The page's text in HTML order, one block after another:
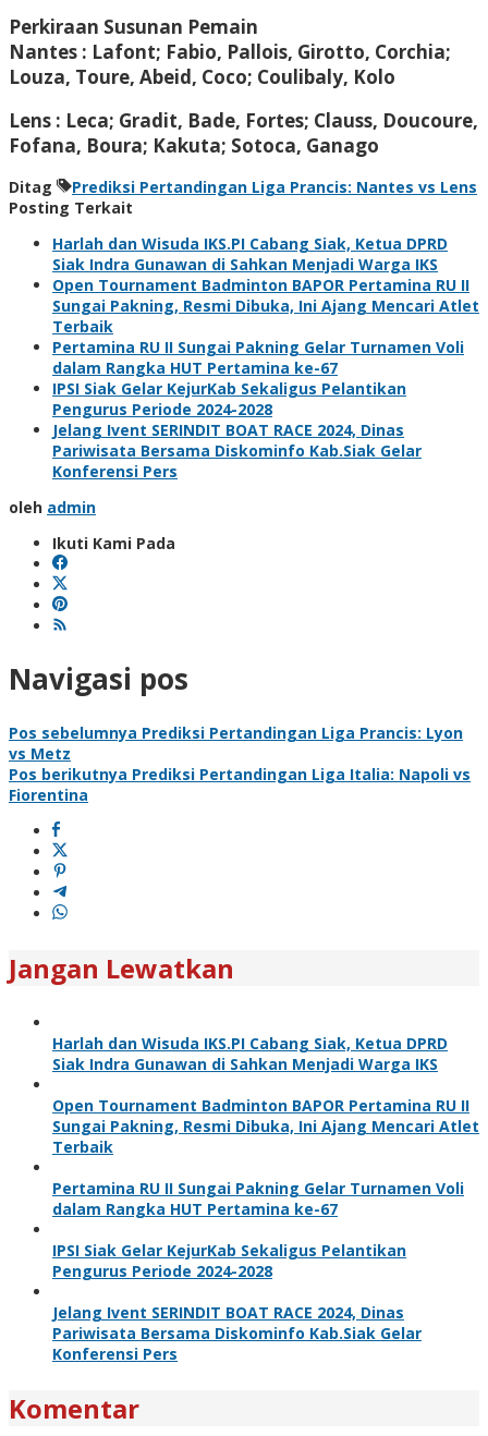
Perkiraan Susunan Pemain
Nantes : Lafont; Fabio, Pallois, Girotto, Corchia;
Louza, Toure, Abeid, Coco; Coulibaly, Kolo
Lens : Leca; Gradit, Bade, Fortes; Clauss, Doucoure,
Fofana, Boura; Kakuta; Sotoca, Ganago
Ditag
Prediksi Pertandingan Liga Prancis: Nantes vs Lens
Posting Terkait
Harlah dan Wisuda IKS.PI Cabang Siak, Ketua DPRD
Siak Indra Gunawan di Sahkan Menjadi Warga IKS
Open Tournament Badminton BAPOR Pertamina RU II
Sungai Pakning, Resmi Dibuka, Ini Ajang Mencari Atlet
Terbaik
Pertamina RU II Sungai Pakning Gelar Turnamen Voli
dalam Rangka HUT Pertamina ke-67
IPSI Siak Gelar KejurKab Sekaligus Pelantikan
Pengurus Periode 2024-2028
Jelang Ivent SERINDIT BOAT RACE 2024, Dinas
Pariwisata Bersama Diskominfo Kab.Siak Gelar
Konferensi Pers
oleh admin
Ikuti Kami Pada
Navigasi pos
Pos sebelumnya Prediksi Pertandingan Liga Prancis: Lyon
vs Metz
Pos berikutnya Prediksi Pertandingan Liga Italia: Napoli vs
Fiorentina
Jangan Lewatkan
Harlah dan Wisuda IKS.PI Cabang Siak, Ketua DPRD
Siak Indra Gunawan di Sahkan Menjadi Warga IKS
Open Tournament Badminton BAPOR Pertamina RU II
Sungai Pakning, Resmi Dibuka, Ini Ajang Mencari Atlet
Terbaik
Pertamina RU II Sungai Pakning Gelar Turnamen Voli
dalam Rangka HUT Pertamina ke-67
IPSI Siak Gelar KejurKab Sekaligus Pelantikan
Pengurus Periode 2024-2028
Jelang Ivent SERINDIT BOAT RACE 2024, Dinas
Pariwisata Bersama Diskominfo Kab.Siak Gelar
Konferensi Pers
Komentar